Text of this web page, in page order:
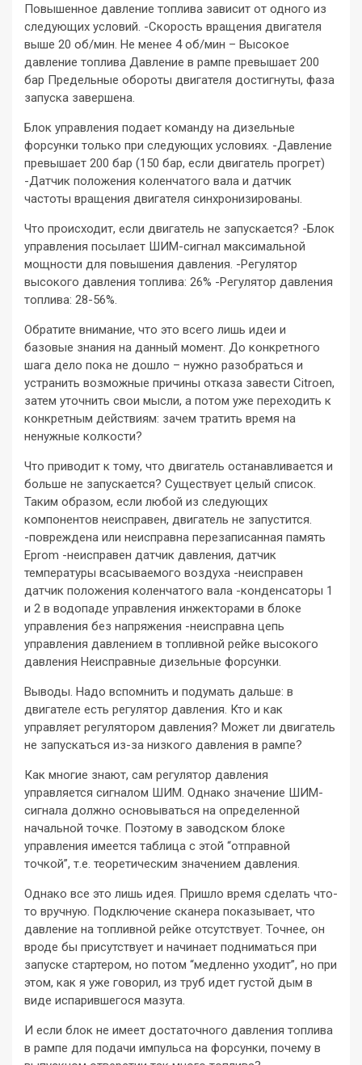
Повышенное давление топлива зависит от одного из
следующих условий. -Скорость вращения двигателя
выше 20 об/мин. Не менее 4 об/мин – Высокое
давление топлива Давление в рампе превышает 200
бар Предельные обороты двигателя достигнуты, фаза
запуска завершена.
Блок управления подает команду на дизельные
форсунки только при следующих условиях. -Давление
превышает 200 бар (150 бар, если двигатель прогрет)
-Датчик положения коленчатого вала и датчик
частоты вращения двигателя синхронизированы.
Что происходит, если двигатель не запускается? -Блок
управления посылает ШИМ-сигнал максимальной
мощности для повышения давления. -Регулятор
высокого давления топлива: 26% -Регулятор давления
топлива: 28-56%.
Обратите внимание, что это всего лишь идеи и
базовые знания на данный момент. До конкретного
шага дело пока не дошло – нужно разобраться и
устранить возможные причины отказа завести Citroen,
затем уточнить свои мысли, а потом уже переходить к
конкретным действиям: зачем тратить время на
ненужные колкости?
Что приводит к тому, что двигатель останавливается и
больше не запускается? Существует целый список.
Таким образом, если любой из следующих
компонентов неисправен, двигатель не запустится.
-повреждена или неисправна перезаписанная память
Eprom -неисправен датчик давления, датчик
температуры всасываемого воздуха -неисправен
датчик положения коленчатого вала -конденсаторы 1
и 2 в водопаде управления инжекторами в блоке
управления без напряжения -неисправна цепь
управления давлением в топливной рейке высокого
давления Неисправные дизельные форсунки.
Выводы. Надо вспомнить и подумать дальше: в
двигателе есть регулятор давления. Кто и как
управляет регулятором давления? Может ли двигатель
не запускаться из-за низкого давления в рампе?
Как многие знают, сам регулятор давления
управляется сигналом ШИМ. Однако значение ШИМ-
сигнала должно основываться на определенной
начальной точке. Поэтому в заводском блоке
управления имеется таблица с этой “отправной
точкой”, т.е. теоретическим значением давления.
Однако все это лишь идея. Пришло время сделать что-
то вручную. Подключение сканера показывает, что
давление на топливной рейке отсутствует. Точнее, он
вроде бы присутствует и начинает подниматься при
запуске стартером, но потом “медленно уходит”, но при
этом, как я уже говорил, из труб идет густой дым в
виде испарившегося мазута.
И если блок не имеет достаточного давления топлива
в рампе для подачи импульса на форсунки, почему в